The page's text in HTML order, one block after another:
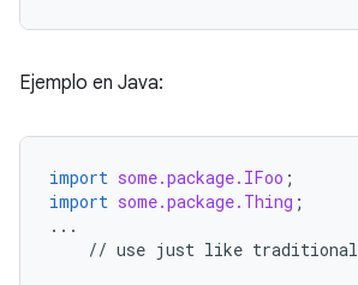
Ejemplo en Java:
import some.package.IFoo ;
import some.package.Thing ;
...
// use just like traditional